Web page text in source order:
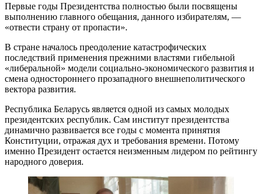
Первые годы Президентства полностью были посвящены
выполнению главного обещания, данного избирателям, —
«отвести страну от пропасти».
В стране началось преодоление катастрофических
последствий применения прежними властями гибельной
«либеральной» модели социально-экономического развития и
смена одностороннего прозападного внешнеполитического
вектора развития.
Республика Беларусь является одной из самых молодых
президентских республик. Сам институт президентства
динамично развивается все годы с момента принятия
Конституции, отражая дух и требования времени. Потому
именно Президент остается неизменным лидером по рейтингу
народного доверия.